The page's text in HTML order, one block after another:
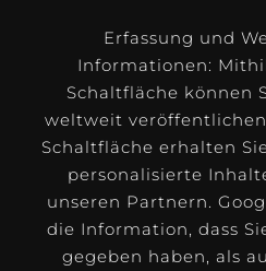
Erfassung und
Informationen:
Schaltfläche können
weltweit
Schaltfläche erhalten
personalisierte
unseren Partnern.
die Information, dass
gegeben haben, als